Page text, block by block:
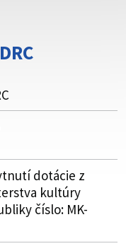
informácie iba
stránka
webového sídla.
dotácie z
kultúry
číslo: MK-